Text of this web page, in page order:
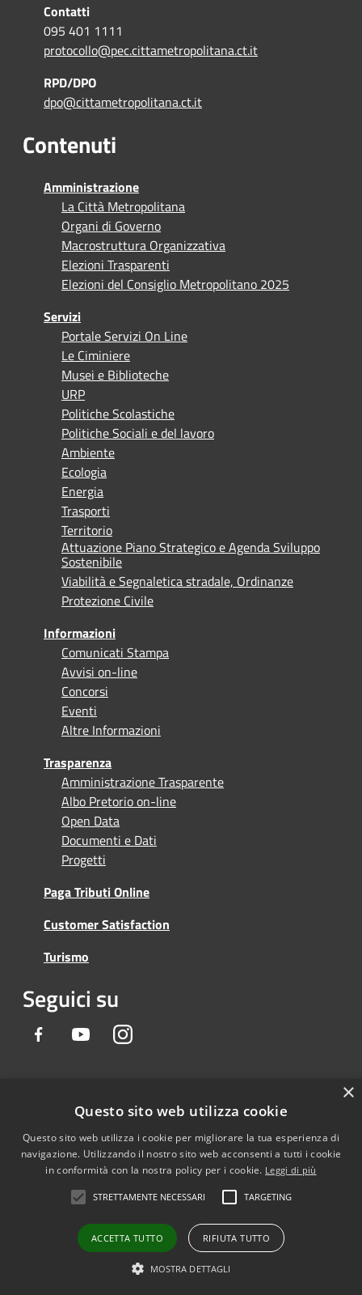
Contatti
095 401 1111
protocollo@pec.cittametropolitana.ct.it
RPD/DPO
dpo@cittametropolitana.ct.it
Contenuti
Amministrazione
La Città Metropolitana
Organi di Governo
Macrostruttura Organizzativa
Elezioni Trasparenti
Elezioni del Consiglio Metropolitano 2025
Servizi
Portale Servizi On Line
Le Ciminiere
Musei e Biblioteche
URP
Politiche Scolastiche
Politiche Sociali e del lavoro
Ambiente
Ecologia
Energia
Trasporti
Territorio
Attuazione Piano Strategico e Agenda Sviluppo
Sostenibile
Viabilità e Segnaletica stradale, Ordinanze
Protezione Civile
Informazioni
Comunicati Stampa
Avvisi on-line
Concorsi
Eventi
Altre Informazioni
Trasparenza
Amministrazione Trasparente
Albo Pretorio on-line
Open Data
Documenti e Dati
Progetti
Paga Tributi Online
Customer Satisfaction
Turismo
Seguici su
Facebook YoutubeInstagram
Accessibilità
Privacy
Cookie
Mappa del sito
Note Legali
Agenzia per l'Italia
Copyright©2023 • Città
Metropolitana di Catania
×
Questo sito web utilizza cookie
Questo sito web utilizza i cookie per migliorare la tua esperienza di
navigazione. Utilizzando il nostro sito web acconsenti a tutti i cookie
in conformità con la nostra policy per i cookie. Leggi di più
STRETTAMENTE NECESSARI TARGETING
ACCETTA TUTTO RIFIUTA TUTTO
MOSTRA DETTAGLI